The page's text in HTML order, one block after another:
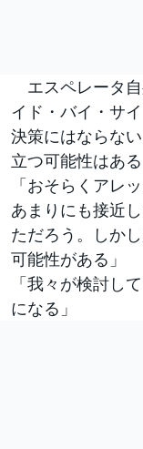
エスペレータ
イド・バイ・サ
決策にはならな
立つ可能性はある
「おそらくアレ
あまりにも接近
ただろう。しか
可能性がある」
「我々が検討し
になる」